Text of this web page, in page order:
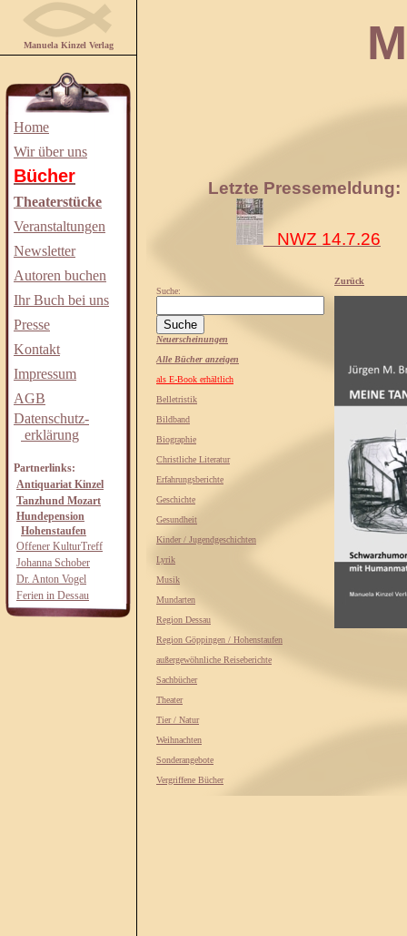
Manuela Kinzel Verlag
Home
Wir über uns
Bücher
Theaterstücke
Veranstaltungen
Newsletter
Autoren buchen
Ihr Buch bei uns
Presse
Kontakt
Impressum
AGB
Datenschutz-
erklärung
Partnerlinks:
Antiquariat Kinzel
Tanzhund Mozart
Hundepension
Hohenstaufen
Offener KulturTreff
Johanna Schober
Dr. Anton Vogel
Ferien in Dessau
Letzte Pressemeldung:
NWZ 14.7.26
Suche:
Neuerscheinungen
Alle Bücher anzeigen
als E-Book erhältlich
Belletristik
Bildband
Biographie
Christliche Literatur
Erfahrungsberichte
Geschichte
Gesundheit
Kinder / Jugendgeschichten
Lyrik
Musik
Mundarten
Region Dessau
Region Göppingen / Hohenstaufen
außergewöhnliche Reiseberichte
Sachbücher
Theater
Tier / Natur
Weihnachten
Sonderangebote
Vergriffene Bücher
Zurück